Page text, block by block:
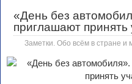
«День без
приглашают принять
Заметки. Обо всём в стране и